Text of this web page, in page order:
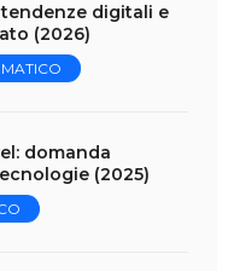
tendenze digitali e
(2026)
domanda
(2025)